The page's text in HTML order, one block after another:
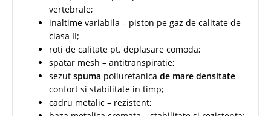
vertebrale;
inaltime variabila – piston pe gaz de calitate de
clasa II;
roti de calitate pt. deplasare comoda;
spatar mesh – antitranspiratie;
sezut spuma poliuretanica de mare densitate –
confort si stabilitate in timp;
cadru metalic – rezistent;